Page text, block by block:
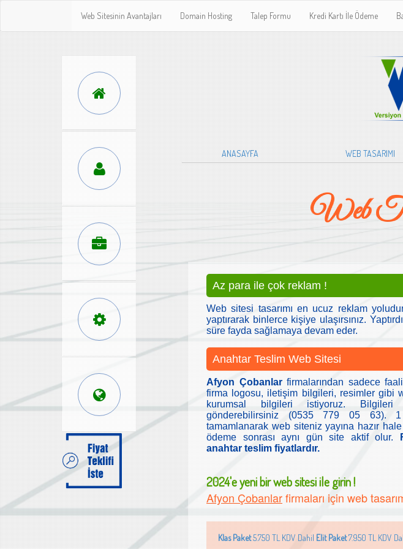
Web Sitesinin Avantajları Domain Hosting Talep Formu Kredi Kartı İle Ödeme
ANASAYFA WEB TASARIMI
Web
Az para ile çok reklam !
Web sitesi tasarımı en ucuz reklam
yaptırarak binlerce kişiye ulaşırsınız.
süre fayda sağlamaya devam eder.
Anahtar Teslim Web Sitesi
Afyon Çobanlarfirmalarından sadece
firma logosu, iletişim bilgileri, resimler gibi
kurumsal bilgileri istiyoruz. Bilgileri
gönderebilirsiniz (0535 779 05 63).
tamamlanarak web siteniz yayına hazır
ödeme sonrası aynı gün site aktif olur.
anahtar teslim fiyatlardır.
2024'e yeni bir web sitesi ile girin !
Afyon Çobanlarfirmaları için web
Klas Paket5.750 TL KDV Dahil Elit Paket7.950 TL KDV